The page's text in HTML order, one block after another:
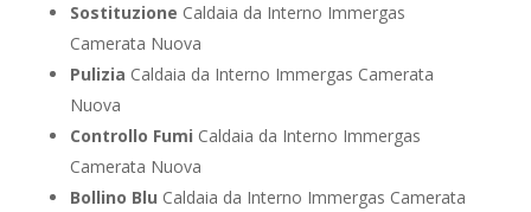
Sostituzione Caldaia da Interno Immergas
Camerata Nuova
Pulizia Caldaia da Interno Immergas Camerata
Nuova
Controllo Fumi Caldaia da Interno Immergas
Camerata Nuova
Bollino Blu Caldaia da Interno Immergas Camerata